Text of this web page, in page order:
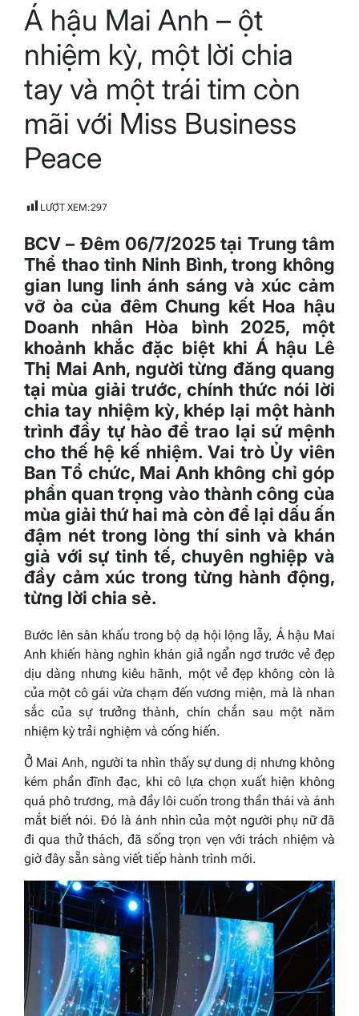
read
time
Á hậu Mai Anh – ột
nhiệm kỳ, một lời chia
tay và một trái tim còn
mãi với Miss Business
Peace
LƯỢT XEM:297
BCV – Đêm 06/7/2025 tại Trung tâm
Thể thao tỉnh Ninh Bình, trong không
gian lung linh ánh sáng và xúc cảm
vỡ òa của đêm Chung kết Hoa hậu
Doanh nhân Hòa bình 2025, một
khoảnh khắc đặc biệt khi Á hậu Lê
Thị Mai Anh, người từng đăng quang
tại mùa giải trước, chính thức nói lời
chia tay nhiệm kỳ, khép lại một hành
trình đầy tự hào để trao lại sứ mệnh
cho thế hệ kế nhiệm. Vai trò Ủy viên
Ban Tổ chức, Mai Anh không chỉ góp
phần quan trọng vào thành công của
mùa giải thứ hai mà còn để lại dấu ấn
đậm nét trong lòng thí sinh và khán
giả với sự tinh tế, chuyên nghiệp và
đầy cảm xúc trong từng hành động,
từng lời chia sẻ.
Bước lên sân khấu trong bộ dạ hội lộng lẫy, Á hậu Mai
Anh khiến hàng nghìn khán giả ngẩn ngơ trước vẻ đẹp
dịu dàng nhưng kiêu hãnh, một vẻ đẹp không còn là
của một cô gái vừa chạm đến vương miện, mà là nhan
sắc của sự trưởng thành, chín chắn sau một năm
nhiệm kỳ trải nghiệm và cống hiến.
Ở Mai Anh, người ta nhìn thấy sự dung dị nhưng không
kém phần đĩnh đạc, khi cô lựa chọn xuất hiện không
quá phô trương, mà đầy lôi cuốn trong thần thái và ánh
mắt biết nói. Đó là ánh nhìn của một người phụ nữ đã
đi qua thử thách, đã sống trọn vẹn với trách nhiệm và
giờ đây sẵn sàng viết tiếp hành trình mới.